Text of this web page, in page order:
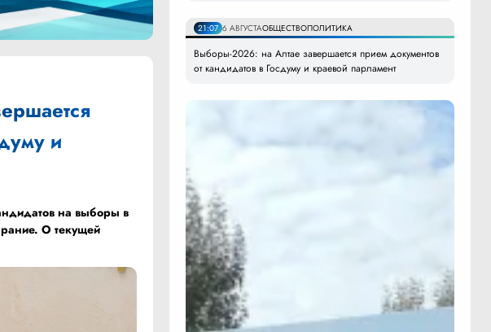
и
на выборы в
О текущей
21:07 6 АВГУСТАОБЩЕСТВОПОЛИТИКА
Выборы-2026: на Алтае завершается прием документов
от кандидатов в Госдуму и краевой парламент